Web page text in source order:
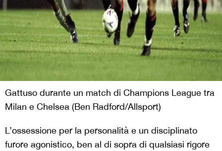
Gattuso durante un match di Champions League tra
Milan e Chelsea (Ben Radford/Allsport)
L’ossessione per la personalità e un disciplinato
furore agonistico, ben al di sopra di qualsiasi rigore